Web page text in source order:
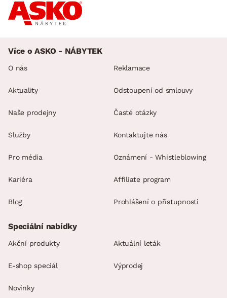
Více o ASKO - NÁBYTEK
O nás
Aktuality
Naše prodejny
Služby
Pro média
Kariéra
Blog
Reklamace
Odstoupení od smlouvy
Časté otázky
Kontaktujte nás
Oznámení - Whistleblowing
Affiliate program
Prohlášení o přístupnosti
Speciální nabídky
Akční produkty Aktuální leták
E-shop speciál Výprodej
Novinky